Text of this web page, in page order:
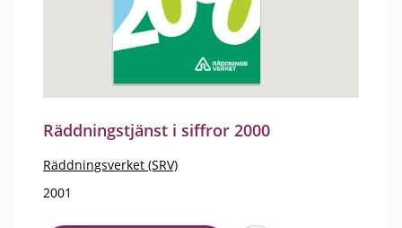
Räddningstjänst i siffror 2000
Räddningsverket (SRV)
2001